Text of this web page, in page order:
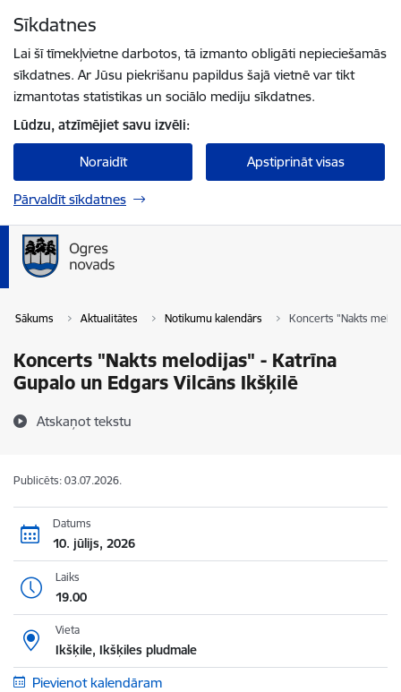
Sīkdatnes
Lai šī tīmekļvietne darbotos, tā izmanto obligāti nepieciešamās
sīkdatnes. Ar Jūsu piekrišanu papildus šajā vietnē var tikt
izmantotas statistikas un sociālo mediju sīkdatnes.
Lūdzu, atzīmējiet savu izvēli:
Noraidīt Apstiprināt visas
Pārvaldīt sīkdatnes
Sākums Aktualitātes Notikumu kalendārs Koncerts "Nakts
Koncerts "Nakts melodijas" - Katrīna
Gupalo un Edgars Vilcāns Ikšķilē
Atskaņot tekstu
Publicēts: 03.07.2026.
Datums
10. jūlijs, 2026
Laiks
19.00
Vieta
Ikšķile, Ikšķiles pludmale
Pievienot kalendāram